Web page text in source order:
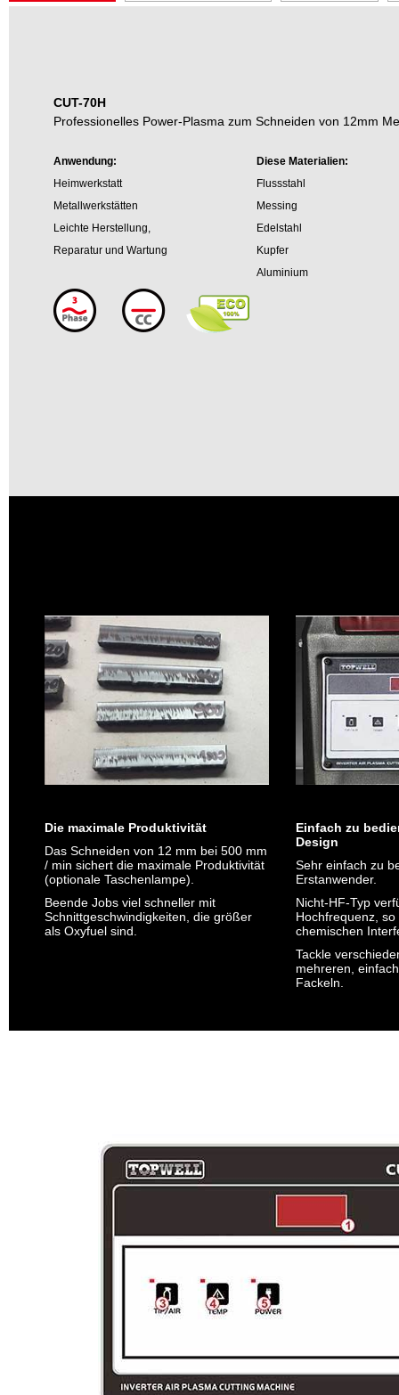
CUT-70H
Professionelles Power-Plasma zum Schneiden von 12mm
Anwendung:
Heimwerkstatt
Metallwerkstätten
Leichte Herstellung,
Reparatur und Wartung
Diese Materialien:
Flussstahl
Messing
Edelstahl
Kupfer
Aluminium
Die maximale Produktivität
Das Schneiden von 12 mm bei 500 mm
/ min sichert die maximale Produktivität
(optionale Taschenlampe).
Beende Jobs viel schneller mit
Schnittgeschwindigkeiten, die größer
als Oxyfuel sind.
Einfach zu
Design
Sehr einfach zu
Erstanwender.
Nicht-HF-Typ
Hochfrequenz,
chemischen
Tackle
mehreren,
Fackeln.